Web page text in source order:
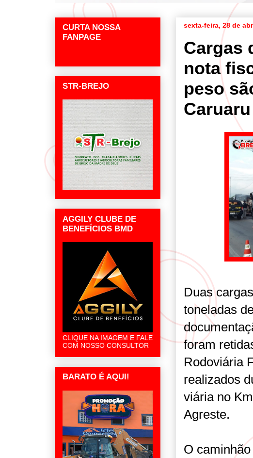
sexta-feira, 28 de
Cargas
nota
peso
Caruaru
Duas
toneladas
foram
Rodoviária
realizados
viária no
Agreste.
O
CURTA NOSSA
FANPAGE
STR-BREJO
AGGILY CLUBE DE
BENEFÍCIOS BMD
CLIQUE NA IMAGEM E FALE
COM NOSSO CONSULTOR
BARATO É AQUI!